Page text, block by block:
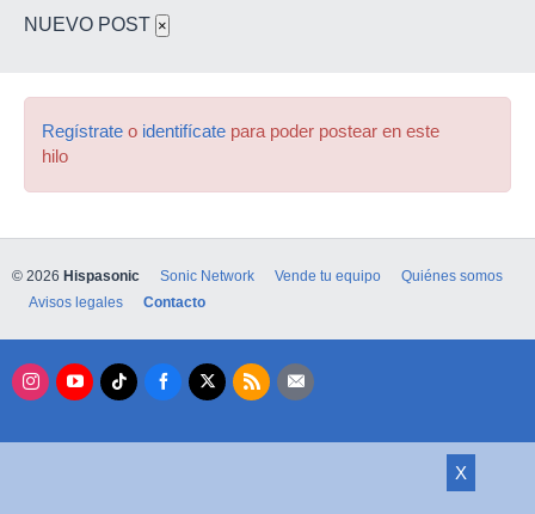
NUEVO POST ×
Regístrate o identifícate para poder postear en este
hilo
X
© 2026 Hispasonic Sonic Network Vende tu equipo
Quiénes somos
Avisos legales
Contacto